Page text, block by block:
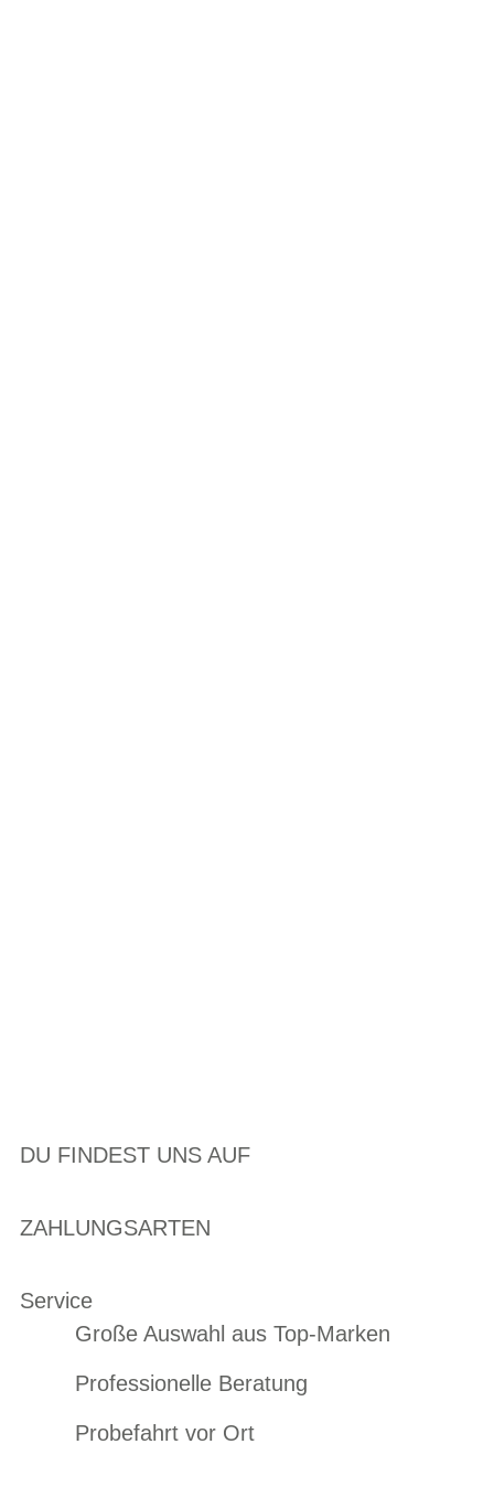
DU FINDEST UNS AUF
ZAHLUNGSARTEN
Service
Große Auswahl aus Top-Marken
Professionelle Beratung
Probefahrt vor Ort